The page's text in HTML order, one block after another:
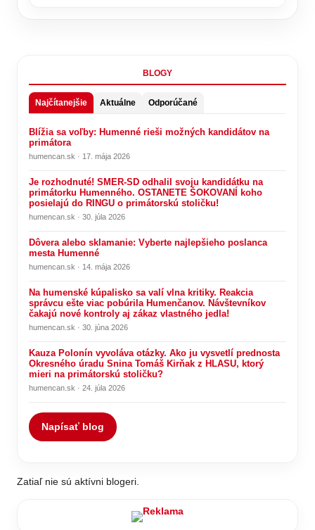
BLOGY
Najčítanejšie Aktuálne Odporúčané
Blížia sa voľby: Humenné rieši možných kandidátov na
primátora
humencan.sk · 17. mája 2026
Je rozhodnuté! SMER-SD odhalil svoju kandidátku na
primátorku Humenného. OSTANETE ŠOKOVANÍ koho
posielajú do RINGU o primátorskú stoličku!
humencan.sk · 30. júla 2026
Dôvera alebo sklamanie: Vyberte najlepšieho poslanca
mesta Humenné
humencan.sk · 14. mája 2026
Na humenské kúpalisko sa valí vlna kritiky. Reakcia
správcu ešte viac pobúrila Humenčanov. Návštevníkov
čakajú nové kontroly aj zákaz vlastného jedla!
humencan.sk · 30. júna 2026
Kauza Polonín vyvoláva otázky. Ako ju vysvetlí prednosta
Okresného úradu Snina Tomáš Kirňak z HLASU, ktorý
mieri na primátorskú stoličku?
humencan.sk · 24. júla 2026
Napísať blog
Zatiaľ nie sú aktívni blogeri.